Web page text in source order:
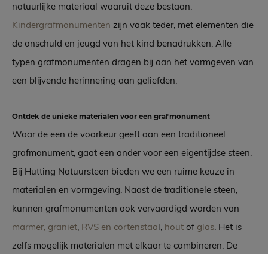
natuurlijke materiaal waaruit deze bestaan.
Kindergrafmonumenten zijn vaak teder, met elementen die
de onschuld en jeugd van het kind benadrukken. Alle
typen grafmonumenten dragen bij aan het vormgeven van
een blijvende herinnering aan geliefden.
Ontdek de unieke materialen voor een grafmonument
Waar de een de voorkeur geeft aan een traditioneel
grafmonument, gaat een ander voor een eigentijdse steen.
Bij Hutting Natuursteen bieden we een ruime keuze in
materialen en vormgeving. Naast de traditionele steen,
kunnen grafmonumenten ook vervaardigd worden van
marmer, graniet RVS en cortenstaal, hout of glas . Het is
zelfs mogelijk materialen met elkaar te combineren. De